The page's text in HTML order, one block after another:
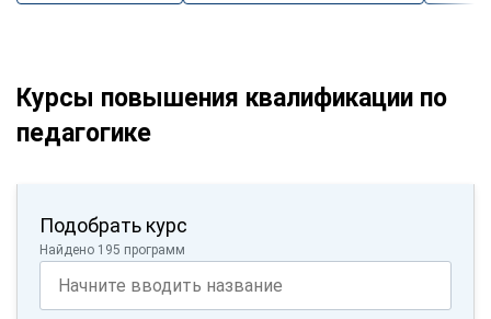
Курсы повышения квалификации по
педагогике
Подобрать курс
Найдено 195 программ